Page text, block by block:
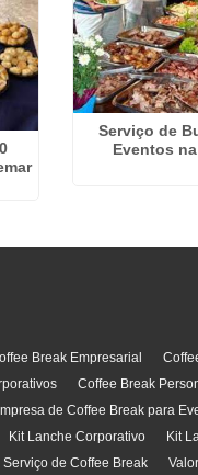
Serviço de
Eventos
Break Empresarial
Coffee Break
de Coffee Break para
Kit Lanche Corporativo Kit
Serviço de Coffee Break